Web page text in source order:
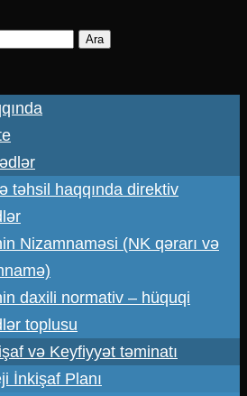
təhsil haqqında direktiv
Nizamnaməsi (NK qərarı və
daxili normativ – hüquqi
toplusu
və Keyfiyyət təminatı
İnkişaf Planı